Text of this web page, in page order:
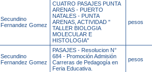
Secundino
Fernandez Gomez
CUATRO PASAJES PUNTA
ARENAS - PUERTO
NATALES - PUNTA
ARENAS, ACTIVIDAD "
TALLER BIOLOGIA
MOLECULAR E
HISTOLOGIA"
pesos
Secundino
Fernandez Gomez
PASAJES - Resolucion N°
684 - Promoción Admisión
Carreras de Pedagogía en
Feria Educativa.
pesos